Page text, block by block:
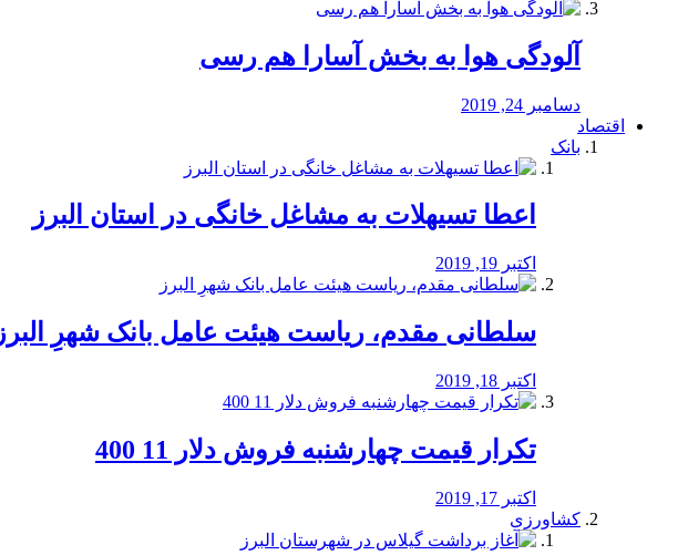
آلودگی هوا به بخش آسارا هم رسی
دسامبر 24, 2019
اقتصاد
بانک
️اعطا تسیهلات به مشاغل خانگی در استان البرز
اکتبر 19, 2019
سلطانی مقدم، ریاست هیئت عامل بانک شهرِ البرز
اکتبر 18, 2019
تکرار قیمت چهارشنبه فروش دلار 11 400
اکتبر 17, 2019
کشاورزی